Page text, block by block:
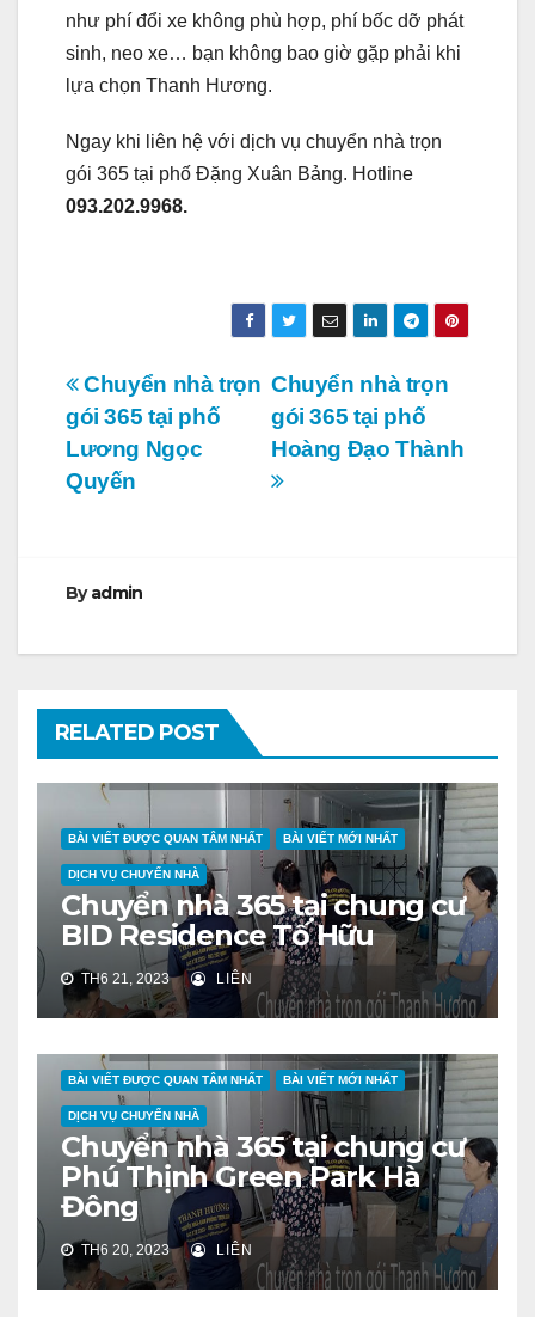
như phí đổi xe không phù hợp, phí bốc dỡ phát
sinh, neo xe… bạn không bao giờ gặp phải khi
lựa chọn Thanh Hương.
Ngay khi liên hệ với dịch vụ chuyển nhà trọn
gói 365 tại phố Đặng Xuân Bảng. Hotline
093.202.9968.
Điều
hướng
bài
Chuyển nhà trọn
gói 365 tại phố
Hoàng Đạo Thành
Chuyển nhà trọn
gói 365 tại phố
Lương Ngọc
Quyến
Byadmin
RELATED POST
BÀI VIẾT ĐƯỢC QUAN TÂM NHẤT BÀI VIẾT MỚI NHẤT
DỊCH VỤ CHUYỂN NHÀ
Chuyển nhà 365 tại chung cư
BID Residence Tố Hữu
TH6 21, 2023 LIÊN
BÀI VIẾT ĐƯỢC QUAN TÂM NHẤT BÀI VIẾT MỚI NHẤT
DỊCH VỤ CHUYỂN NHÀ
Chuyển nhà 365 tại chung cư
Phú Thịnh Green Park Hà
Đông
TH6 20, 2023 LIÊN